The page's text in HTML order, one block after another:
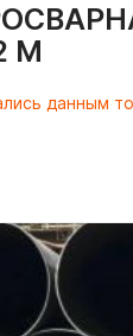
М
данным